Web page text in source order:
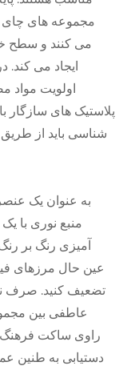
مجموعه های
می کنند و سطح
ایجاد می کند.
اولویت مواد
پلاستیک های سازگار
شناسی باید از
به عنوان یک
منبع نوری با
آمیزی رنگ بر
عین حال مرزهای
تضعیف کنید. صرف
عاطفی بین
راوی ساکت
دستیابی به